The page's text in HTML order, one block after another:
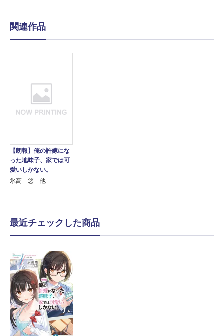
関連作品
【朗報】俺の許嫁にな
った地味子、家では可
愛いしかない。
氷高 悠 他
最近チェックした商品